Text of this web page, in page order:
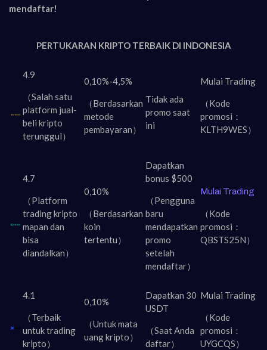
mendaftar!
PERTUKARAN KRIPTO TERBAIK DI INDONESIA
4.9
（Salah satu
platform jual-
beli kripto
terunggul）
0,10%-4,5%
（Berdasarkan
metode
pembayaran）
Tidak ada
promo saat
ini
Mulai Trading
（Kode
promosi：
KLTH9WES）
4.7
（Platform
trading kripto
mapan dan
bisa
diandalkan）
0,10%
（Berdasarkan
koin
tertentu）
Dapatkan
bonus $500
（Pengguna
baru
mendapatkan
promo
setelah
mendaftar）
Mulai Trading
（Kode
promosi：
QBSTS25N）
4.1
（Terbaik
untuk trading
kripto）
0,10%
（Untuk mata
uang kripto）
Dapatkan 30
USDT
（Saat Anda
daftar）
Mulai Trading
（Kode
promosi：
UYGCQS）